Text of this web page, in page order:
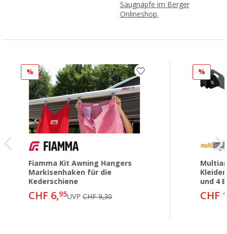
Saugnäpfe im Berger
Onlineshop.
%
Fiamma Kit Awning Hangers
Markisenhaken für die
Kederschiene
CHF 6,95UVPCHF 9,30
%
und 4
CHF